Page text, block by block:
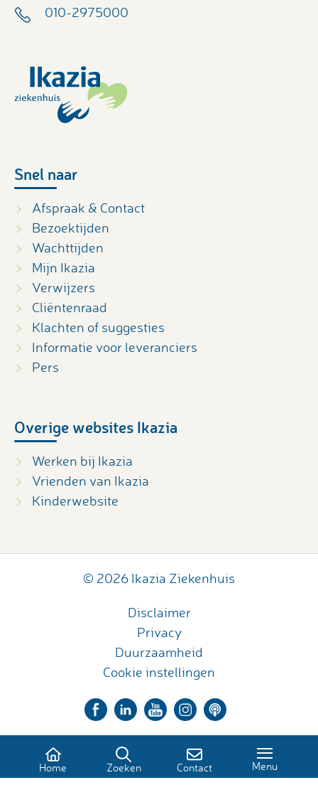
010-2975000
Snel naar
Afspraak & Contact
Bezoektijden
Wachttijden
Mijn Ikazia
Verwijzers
Cliëntenraad
Klachten of suggesties
Informatie voor leveranciers
Pers
Overige websites Ikazia
Werken bij Ikazia
Vrienden van Ikazia
Kinderwebsite
© 2026 Ikazia Ziekenhuis
Disclaimer
Privacy
Duurzaamheid
Cookie instellingen
Home Zoeken Contact Menu